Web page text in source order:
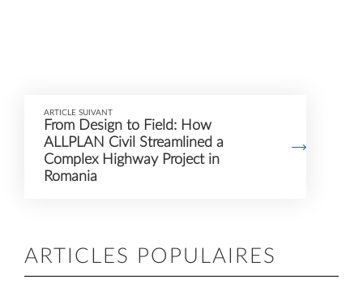
ARTICLE SUIVANT
From Design to Field: How
ALLPLAN Civil Streamlined a
Complex Highway Project in
Romania
ARTICLES POPULAIRES